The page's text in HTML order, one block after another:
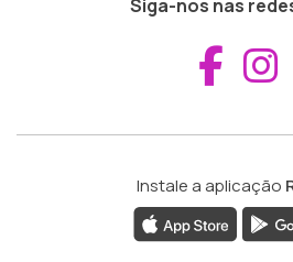
Siga-nos nas
Instale a aplicação